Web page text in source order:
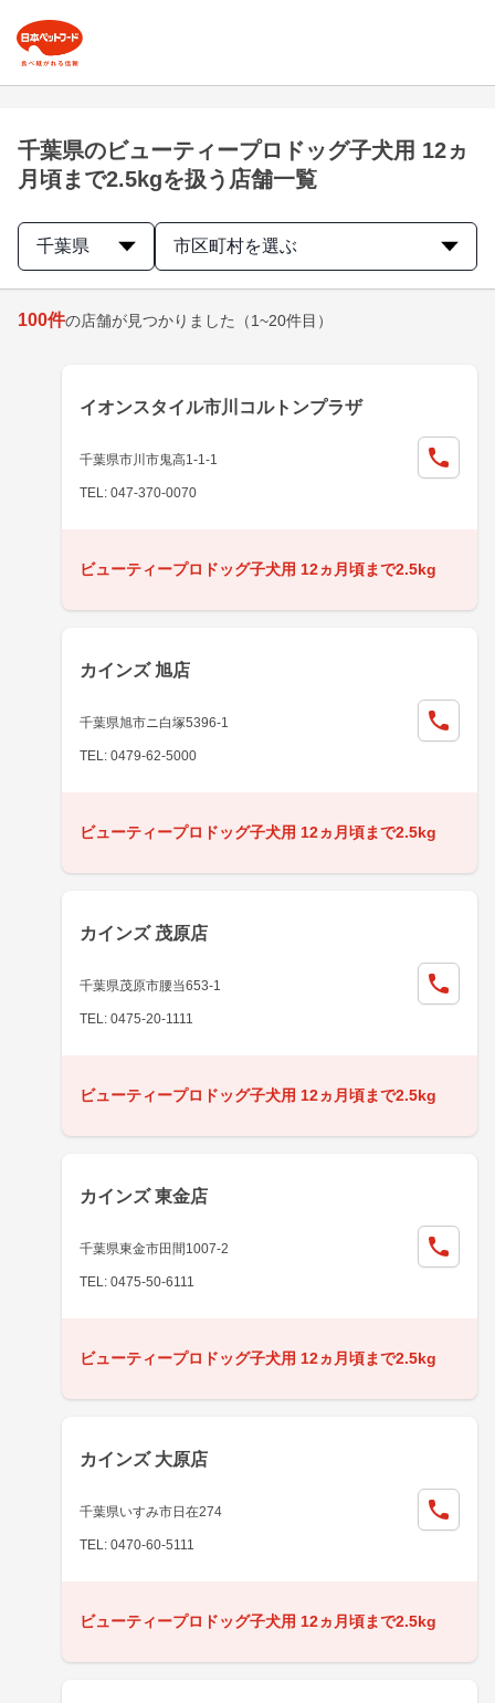
千葉県のビューティープロドッグ子犬用 12ヵ
月頃まで2.5kgを扱う店舗一覧
千葉県 市区町村を選ぶ
100件の店舗が見つかりました （1~20件目）
イオンスタイル市川コルトンプラザ
千葉県市川市鬼高1-1-1
TEL: 047-370-0070
ビューティープロドッグ子犬用 12ヵ月頃まで2.5kg
カインズ 旭店
千葉県旭市ニ白塚5396-1
TEL: 0479-62-5000
ビューティープロドッグ子犬用 12ヵ月頃まで2.5kg
カインズ 茂原店
千葉県茂原市腰当653-1
TEL: 0475-20-1111
ビューティープロドッグ子犬用 12ヵ月頃まで2.5kg
カインズ 東金店
千葉県東金市田間1007-2
TEL: 0475-50-6111
ビューティープロドッグ子犬用 12ヵ月頃まで2.5kg
カインズ 大原店
千葉県いすみ市日在274
TEL: 0470-60-5111
ビューティープロドッグ子犬用 12ヵ月頃まで2.5kg